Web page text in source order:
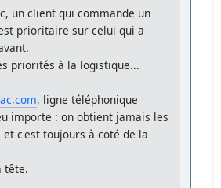
un client qui commande un
prioritaire sur celui qui a
priorités à la logistique...
, ligne téléphonique
importe : on obtient jamais les
c'est toujours à coté de la
tête.